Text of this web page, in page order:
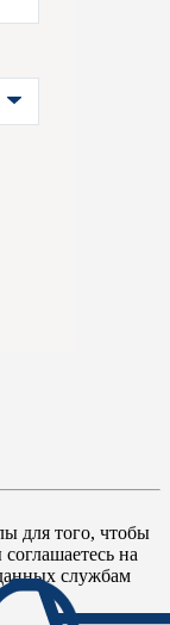
для того, чтобы
на
службам